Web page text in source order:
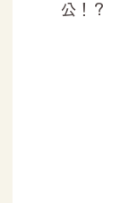
公！？